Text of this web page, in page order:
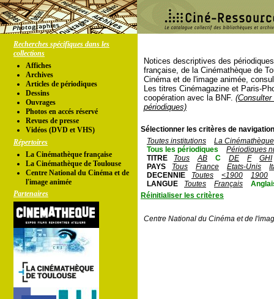
Recherches spécifiques dans les
collections
Affiches
Archives
Articles de périodiques
Dessins
Ouvrages
Photos en accés réservé
Revues de presse
Vidéos (DVD et VHS)
Répertoires
La Cinémathèque française
La Cinémathèque de Toulouse
Centre National du Cinéma et de
l'image animée
Partenaires
Notices descriptives des
française, de la Cinémathèque de
Cinéma et de l'image animée,
Les titres Cinémagazine et Paris-
coopération avec la BNF.
périodiques)
Sélectionner les critères de
Toutes institutions
La
Tous les périodiques
Périodiques
TITRE
Tous AB C DE F
GHI
PAYS
Tous France Etats-Unis
DECENNIE
Toutes <1900
1900
LANGUE
Toutes Français
Réinitialiser les critères
Centre National du Cinéma et de